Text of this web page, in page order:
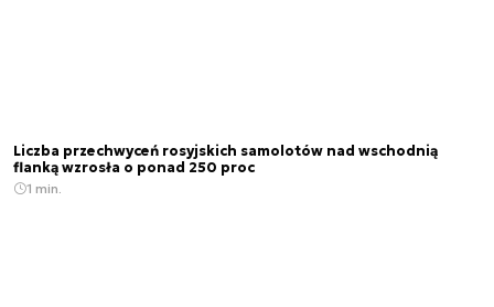
Liczba przechwyceń rosyjskich samolotów nad wschodnią
flanką wzrosła o ponad 250 proc
1 min.